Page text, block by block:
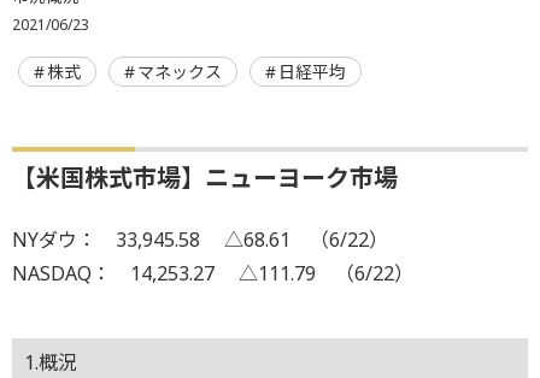
2021/06/23
株式 マネックス 日経平均
【米国株式市場】ニューヨーク市場
NYダウ： 33,945.58 △68.61 （6/22）
NASDAQ： 14,253.27 △111.79 （6/22）
1.概況